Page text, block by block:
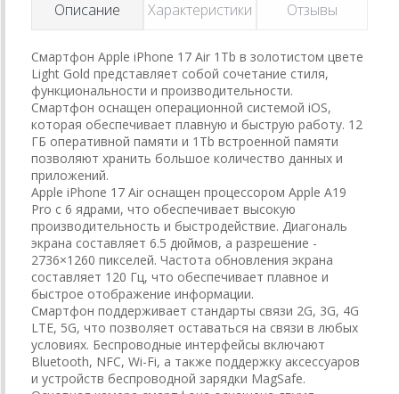
Описание Характеристики Отзывы
Смартфон Apple iPhone 17 Air 1Tb в золотистом цвете
Light Gold представляет собой сочетание стиля,
функциональности и производительности.
Смартфон оснащен операционной системой iOS,
которая обеспечивает плавную и быструю работу. 12
ГБ оперативной памяти и 1Tb встроенной памяти
позволяют хранить большое количество данных и
приложений.
Apple iPhone 17 Air оснащен процессором Apple A19
Pro с 6 ядрами, что обеспечивает высокую
производительность и быстродействие. Диагональ
экрана составляет 6.5 дюймов, а разрешение -
2736×1260 пикселей. Частота обновления экрана
составляет 120 Гц, что обеспечивает плавное и
быстрое отображение информации.
Смартфон поддерживает стандарты связи 2G, 3G, 4G
LTE, 5G, что позволяет оставаться на связи в любых
условиях. Беспроводные интерфейсы включают
Bluetooth, NFC, Wi-Fi, а также поддержку аксессуаров
и устройств беспроводной зарядки MagSafe.